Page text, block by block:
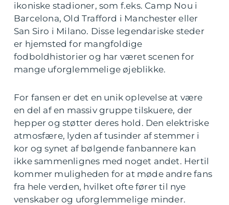
ikoniske stadioner, som f.eks. Camp Nou i
Barcelona, Old Trafford i Manchester eller
San Siro i Milano. Disse legendariske steder
er hjemsted for mangfoldige
fodboldhistorier og har været scenen for
mange uforglemmelige øjeblikke.
For fansen er det en unik oplevelse at være
en del af en massiv gruppe tilskuere, der
hepper og støtter deres hold. Den elektriske
atmosfære, lyden af tusinder af stemmer i
kor og synet af bølgende fanbannere kan
ikke sammenlignes med noget andet. Hertil
kommer muligheden for at møde andre fans
fra hele verden, hvilket ofte fører til nye
venskaber og uforglemmelige minder.